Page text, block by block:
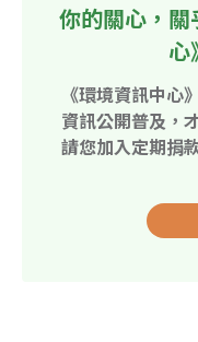
你的關心，
心
《環境資訊中心
資訊公開普及，
請您加入定期捐